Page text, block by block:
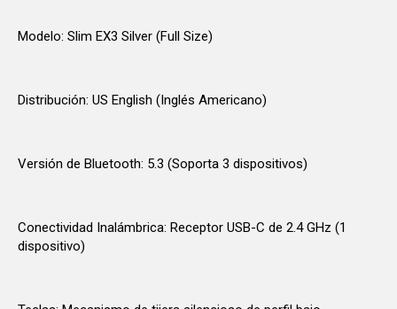
Modelo: Slim EX3 Silver (Full Size)
Distribución: US English (Inglés Americano)
Versión de Bluetooth: 5.3 (Soporta 3 dispositivos)
Conectividad Inalámbrica: Receptor USB-C de 2.4 GHz (1
dispositivo)